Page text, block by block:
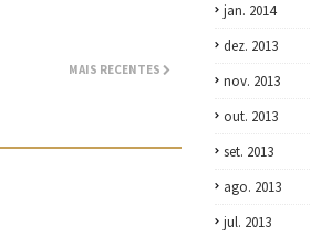
MAIS RECENTES
jan. 2014
dez. 2013
nov. 2013
out. 2013
set. 2013
ago. 2013
jul. 2013